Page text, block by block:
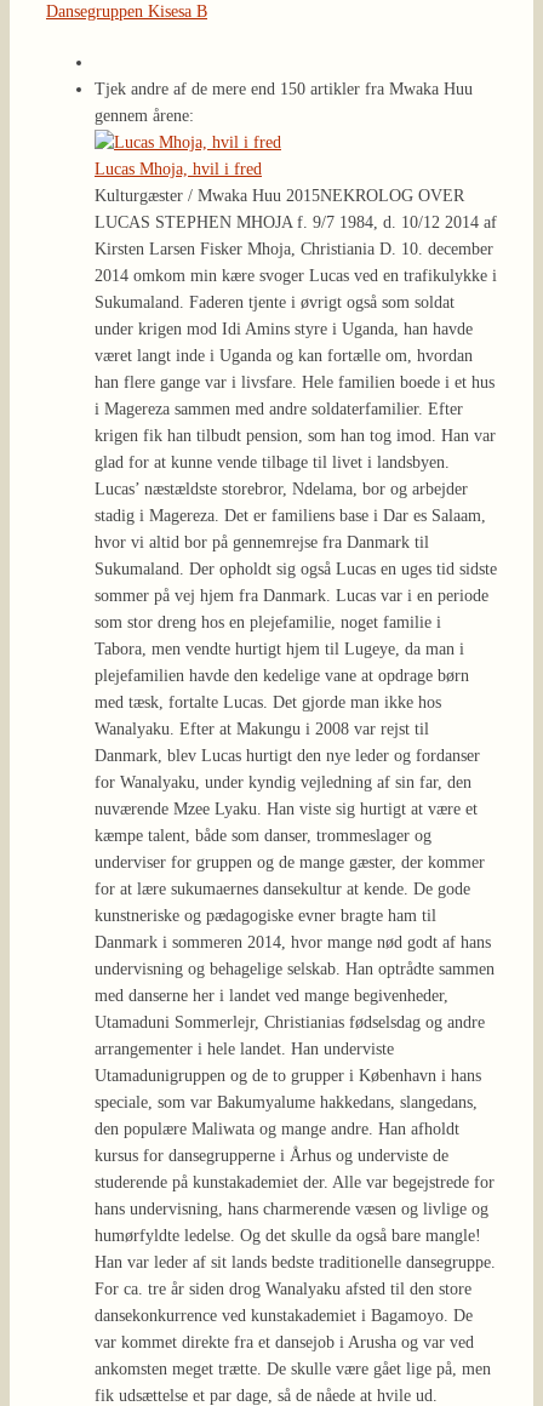
Dansegruppen Kisesa B
Tjek andre af de mere end 150 artikler fra Mwaka Huu
gennem årene:
Lucas Mhoja, hvil i fred
Kulturgæster / Mwaka Huu 2015NEKROLOG OVER
LUCAS STEPHEN MHOJA f. 9/7 1984, d. 10/12 2014 af
Kirsten Larsen Fisker Mhoja, Christiania D. 10. december
2014 omkom min kære svoger Lucas ved en trafikulykke i
Sukumaland. Faderen tjente i øvrigt også som soldat
under krigen mod Idi Amins styre i Uganda, han havde
været langt inde i Uganda og kan fortælle om, hvordan
han flere gange var i livsfare. Hele familien boede i et hus
i Magereza sammen med andre soldaterfamilier. Efter
krigen fik han tilbudt pension, som han tog imod. Han var
glad for at kunne vende tilbage til livet i landsbyen.
Lucas’ næstældste storebror, Ndelama, bor og arbejder
stadig i Magereza. Det er familiens base i Dar es Salaam,
hvor vi altid bor på gennemrejse fra Danmark til
Sukumaland. Der opholdt sig også Lucas en uges tid sidste
sommer på vej hjem fra Danmark. Lucas var i en periode
som stor dreng hos en plejefamilie, noget familie i
Tabora, men vendte hurtigt hjem til Lugeye, da man i
plejefamilien havde den kedelige vane at opdrage børn
med tæsk, fortalte Lucas. Det gjorde man ikke hos
Wanalyaku. Efter at Makungu i 2008 var rejst til
Danmark, blev Lucas hurtigt den nye leder og fordanser
for Wanalyaku, under kyndig vejledning af sin far, den
nuværende Mzee Lyaku. Han viste sig hurtigt at være et
kæmpe talent, både som danser, trommeslager og
underviser for gruppen og de mange gæster, der kommer
for at lære sukumaernes dansekultur at kende. De gode
kunstneriske og pædagogiske evner bragte ham til
Danmark i sommeren 2014, hvor mange nød godt af hans
undervisning og behagelige selskab. Han optrådte sammen
med danserne her i landet ved mange begivenheder,
Utamaduni Sommerlejr, Christianias fødselsdag og andre
arrangementer i hele landet. Han underviste
Utamadunigruppen og de to grupper i København i hans
speciale, som var Bakumyalume hakkedans, slangedans,
den populære Maliwata og mange andre. Han afholdt
kursus for dansegrupperne i Århus og underviste de
studerende på kunstakademiet der. Alle var begejstrede for
hans undervisning, hans charmerende væsen og livlige og
humørfyldte ledelse. Og det skulle da også bare mangle!
Han var leder af sit lands bedste traditionelle dansegruppe.
For ca. tre år siden drog Wanalyaku afsted til den store
dansekonkurrence ved kunstakademiet i Bagamoyo. De
var kommet direkte fra et dansejob i Arusha og var ved
ankomsten meget trætte. De skulle være gået lige på, men
fik udsættelse et par dage, så de nåede at hvile ud.